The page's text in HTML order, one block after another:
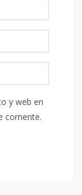
y web en
comente.